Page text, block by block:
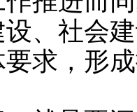
、社会
求，形